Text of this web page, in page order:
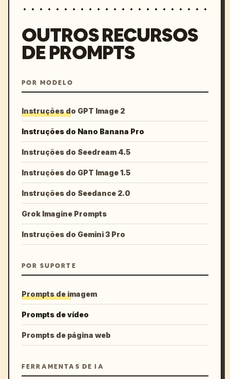
OUTROS RECURSOS
DE PROMPTS
POR MODELO
Instruções do GPT Image 2
Instruções do Nano Banana Pro
Instruções do Seedream 4.5
Instruções do GPT Image 1.5
Instruções do Seedance 2.0
Grok Imagine Prompts
Instruções do Gemini 3 Pro
POR SUPORTE
Prompts de imagem
Prompts de vídeo
Prompts de página web
FERRAMENTAS DE IA